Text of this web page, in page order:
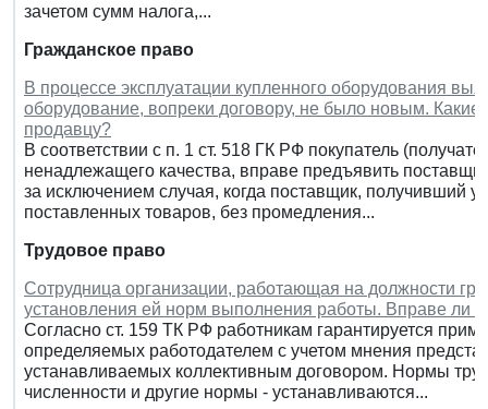
зачетом сумм налога,...
Гражданское право
В процессе эксплуатации купленного оборудования
оборудование, вопреки договору, не было новым.
продавцу?
В соответствии с п. 1 ст. 518 ГК РФ покупатель
ненадлежащего качества, вправе предъявить
за исключением случая, когда поставщик, получивший
поставленных товаров, без промедления...
Трудовое право
Сотрудница организации, работающая на должности
установления ей норм выполнения работы. Вправе ли
Согласно ст. 159 ТК РФ работникам гарантируется
определяемых работодателем с учетом мнения
устанавливаемых коллективным договором. Нормы
численности и другие нормы - устанавливаются...